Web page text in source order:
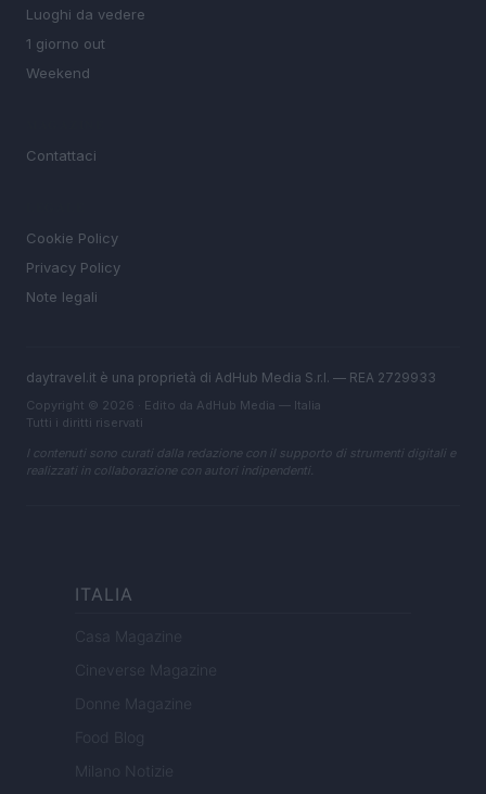
Luoghi da vedere
1 giorno out
Weekend
Contattaci
Cookie Policy
Privacy Policy
Note legali
daytravel.it è una proprietà di AdHub Media S.r.l. — REA 2729933
Copyright © 2026 · Edito da AdHub Media — Italia
Tutti i diritti riservati
I contenuti sono curati dalla redazione con il supporto di strumenti digitali e
realizzati in collaborazione con autori indipendenti.
ITALIA
Casa Magazine
Cineverse Magazine
Donne Magazine
Food Blog
Milano Notizie